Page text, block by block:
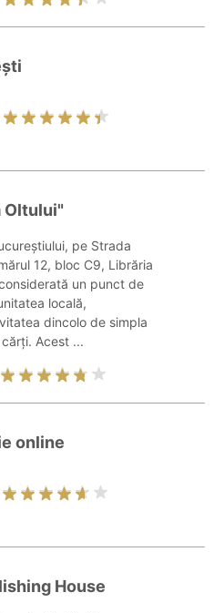
Oltului"
pe Strada
12, bloc C9, Librăria
un punct de
locală,
dincolo de simpla
Acest ...
online
House